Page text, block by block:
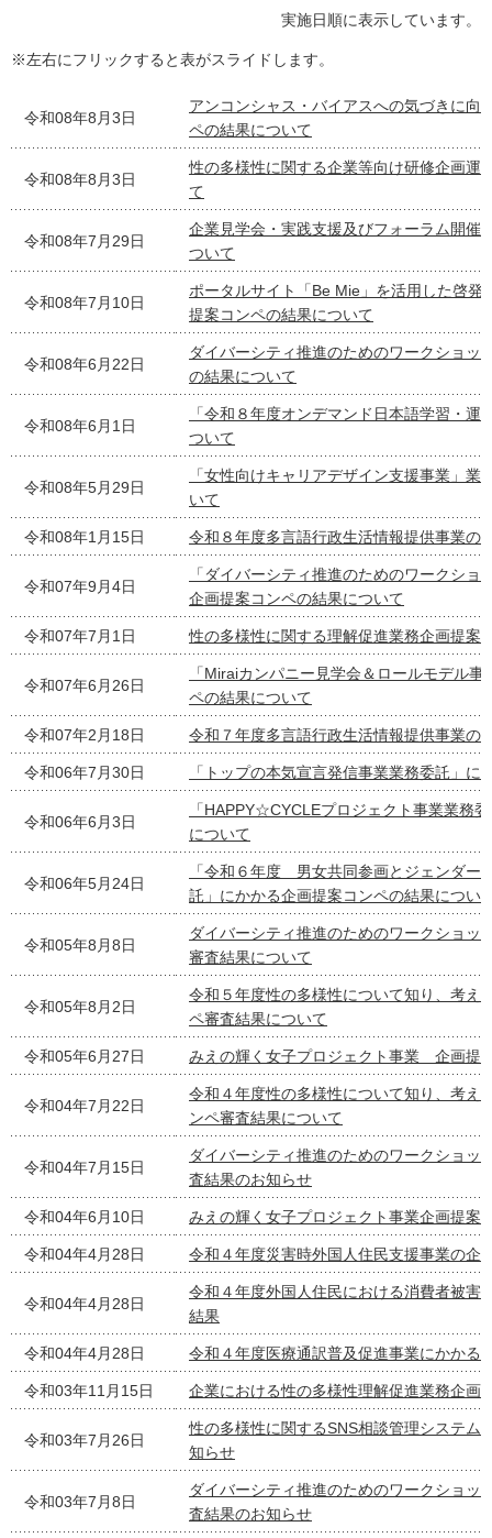
実施日順に表示しています。
※左右にフリックすると表がスライドします。
令和08年8月3日
アンコンシャス・バイアスへの気づきに
ペの結果について
令和08年8月3日
性の多様性に関する企業等向け研修企画運
て
令和08年7月29日
企業見学会・実践支援及びフォーラム開催
ついて
令和08年7月10日
ポータルサイト「Be Mie」を活用した啓
提案コンペの結果について
令和08年6月22日
ダイバーシティ推進のためのワークショ
の結果について
令和08年6月1日
「令和８年度オンデマンド日本語学習・
ついて
令和08年5月29日
「女性向けキャリアデザイン支援事業」
いて
令和08年1月15日 令和８年度多言語行政生活情報提供事業の
令和07年9月4日
「ダイバーシティ推進のためのワークシ
企画提案コンペの結果について
令和07年7月1日 性の多様性に関する理解促進業務企画提案
令和07年6月26日
「Miraiカンパニー見学会＆ロールモデル
ペの結果について
令和07年2月18日 令和７年度多言語行政生活情報提供事業の
令和06年7月30日 「トップの本気宣言発信事業業務委託」
令和06年6月3日
「HAPPY☆CYCLEプロジェクト事業業務
について
令和06年5月24日
「令和６年度 男女共同参画とジェンダー
託」にかかる企画提案コンペの結果につい
令和05年8月8日
ダイバーシティ推進のためのワークショッ
審査結果について
令和05年8月2日
令和５年度性の多様性について知り、考え
ペ審査結果について
令和05年6月27日 みえの輝く女子プロジェクト事業 企画提
令和04年7月22日
令和４年度性の多様性について知り、考え
ンペ審査結果について
令和04年7月15日
ダイバーシティ推進のためのワークショッ
査結果のお知らせ
令和04年6月10日 みえの輝く女子プロジェクト事業企画提案
令和04年4月28日 令和４年度災害時外国人住民支援事業の企
令和04年4月28日
令和４年度外国人住民における消費者被害
結果
令和04年4月28日 令和４年度医療通訳普及促進事業にかかる
令和03年11月15日 企業における性の多様性理解促進業務企画
令和03年7月26日
性の多様性に関するSNS相談管理システム
知らせ
令和03年7月8日
ダイバーシティ推進のためのワークショッ
査結果のお知らせ